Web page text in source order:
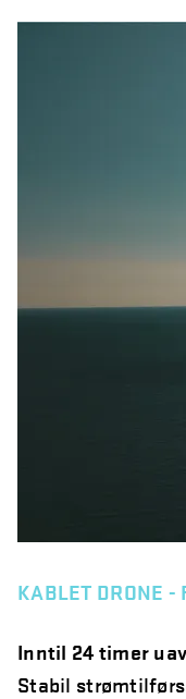
KABLET DRONE -
Inntil 24 timer
Stabil